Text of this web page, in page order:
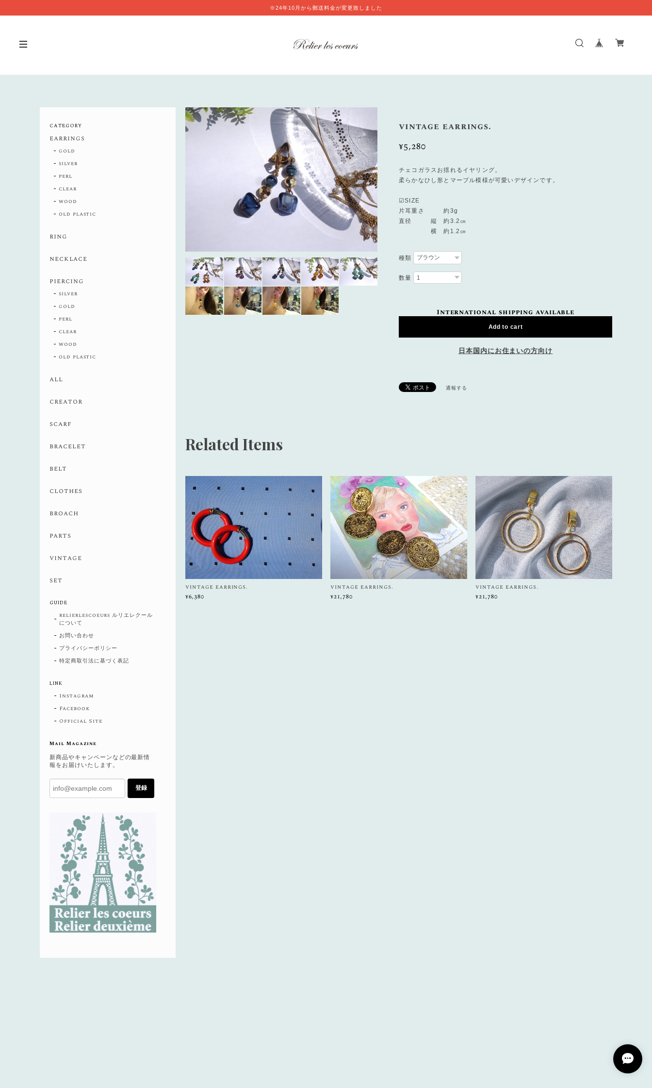
※24年10月から郵送料金が変更致しました
vintage earrings.
¥5,280
チェコガラスお揺れるイヤリング。
柔らかなひし形とマーブル模様が可愛いデザインです。
☑SIZE
片耳重さ 約3g
直径 縦 約3.2㎝
横 約1.2㎝
種類
数量
International shipping available
Add to cart
日本国内にお住まいの方向け
通報する
Related Items
vintage earrings.
¥6,380
vintage earrings.
¥21,780
vintage earrings.
¥21,780
CATEGORY
earrings
gold
silver
perl
clear
wood
old plastic
ring
necklace
piercing
silver
gold
perl
clear
wood
old plastic
all
creator
scarf
bracelet
belt
clothes
broach
parts
vintage
set
GUIDE
relierlescoeurs ルリエレクール
について
お問い合わせ
プライバシーポリシー
特定商取引法に基づく表記
LINK
Instagram
Facebook
Official Site
Mail Magazine
新商品やキャンペーンなどの最新情
報をお届けいたします。
登録